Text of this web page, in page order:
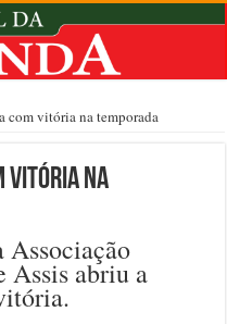
com vitória na temporada
vitória na
Assis abriu a